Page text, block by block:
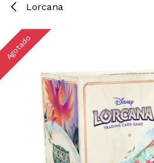
Lorcana
Agotado